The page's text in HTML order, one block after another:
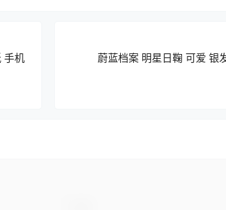
手机
蔚蓝档案 明星日鞠 可爱 银